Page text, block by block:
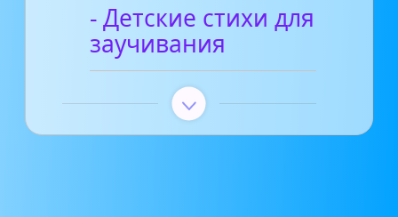
- Детские стихи для
заучивания